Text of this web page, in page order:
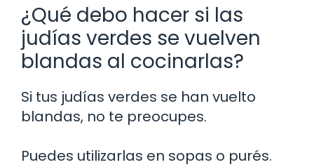
¿Qué debo hacer si las
judías verdes se vuelven
blandas al cocinarlas?
Si tus judías verdes se han vuelto
blandas, no te preocupes.
Puedes utilizarlas en sopas o purés.